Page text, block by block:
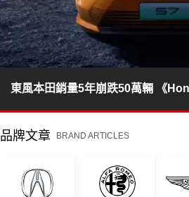
東風本田銷量5年崩跌50萬輛 《
品牌文章 BRAND ARTICLES